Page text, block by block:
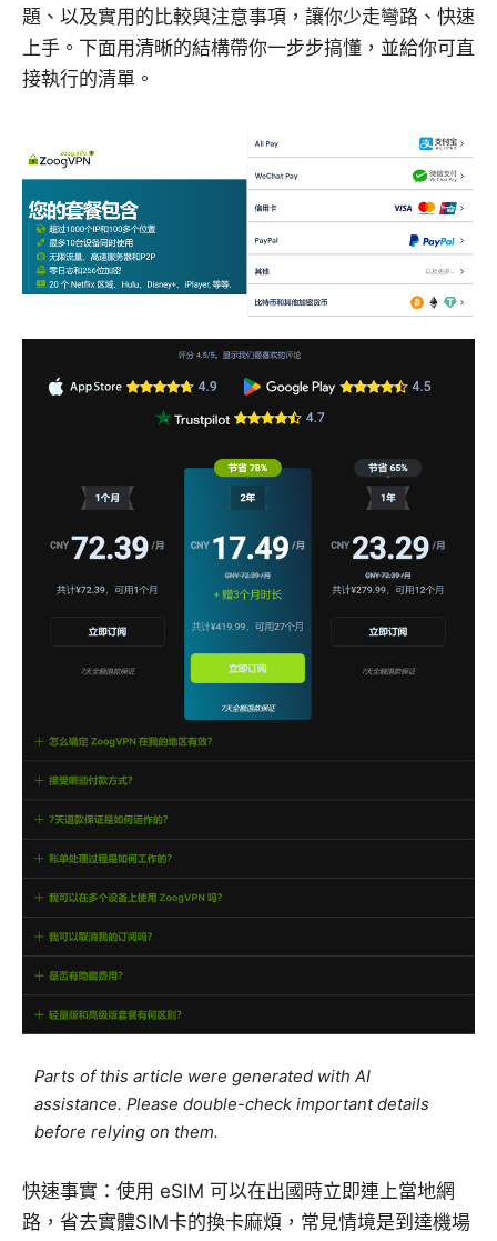
題、以及實用的比較與注意事項，讓你少走彎路、快速
上手。下面用清晰的結構帶你一步步搞懂，並給你可直
接執行的清單。
Parts of this article were generated with AI
assistance. Please double-check important details
before relying on them.
快速事實：使用 eSIM 可以在出國時立即連上當地網
路，省去實體SIM卡的換卡麻煩，常見情境是到達機場